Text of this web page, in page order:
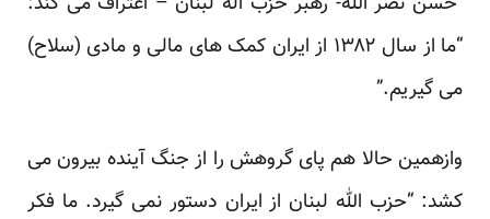
“ما از سال ۱۳۸۲ از ایران کمک های مالی و مادی (سلاح)
می گیریم.”
وازهمین حالا هم پای گروهش را از جنگ آینده بیرون می
کشد: “حزب الله لبنان از ایران دستور نمی گیرد. ما فکر